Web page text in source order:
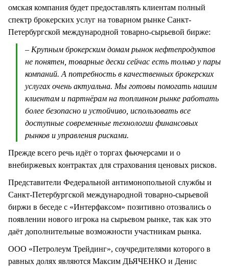
омская компания будет предоставлять клиентам полный
спектр брокерских услуг на товарном рынке Санкт-
Петербургской международной товарно-сырьевой бирже:
– Крупным брокерским домам рынок нефтепродуктов
не понятен, товарные дески сейчас есть только у пары
компаний. А потребность в качественных брокерских
услугах очень актуальна. Мы готовы помогать нашим
клиентам и партнёрам на топливном рынке работать
более безопасно и устойчиво, использовать все
доступные современные технологии финансовых
рынков и управления рисками.
Прежде всего речь идёт о торгах фьючерсами и о
внебиржевых контрактах для страхования ценовых рисков.
Представители Федеральной антимонопольной службы и
Санкт-Петербургской международной товарно-сырьевой
биржи в беседе с «Интерфаксом» позитивно отозвались о
появлении нового игрока на сырьевом рынке, так как это
даёт дополнительные возможности участникам рынка.
ООО «Петролеум Трейдинг», соучредителями которого в
равных долях являются Максим ДЬЯЧЕНКО и Денис